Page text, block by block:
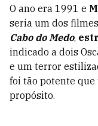
O ano era 1991 e
seria um dos
Cabo do Medo,
indicado a dois
e um terror
foi tão potente que
propósito.